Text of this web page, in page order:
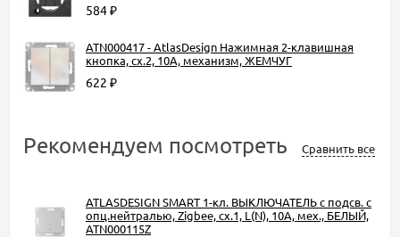
584₽
ATN000417 - AtlasDesign Нажимная 2-клавишная
кнопка, сх.2, 10А, механизм, ЖЕМЧУГ
622 ₽
Рекомендуем посмотреть Сравнить все
ATLASDESIGN SMART 1-кл. ВЫКЛЮЧАТЕЛЬ с подсв. с
опц.нейтралью, Zigbee, сх.1, L(N), 10А, мех., БЕЛЫЙ,
ATN000115Z